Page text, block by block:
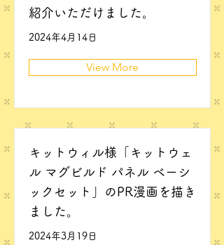
紹介いただけました。
2024年4月14日
View More
キットウィル様「キットウェ
ル マグビルド パネル ベーシ
ックセット」のPR漫画を描き
ました。
2024年3月19日